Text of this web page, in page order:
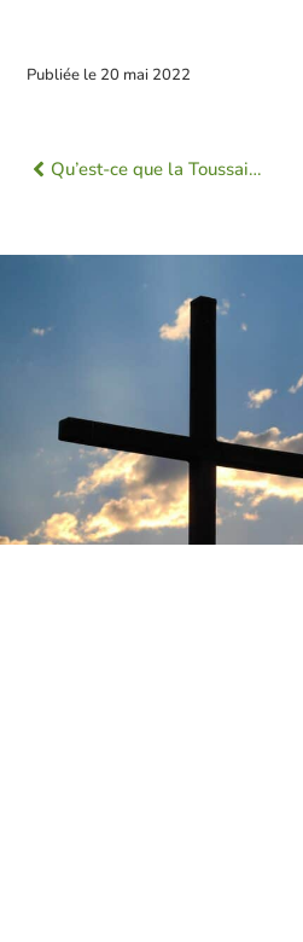
Publiée le 20 mai 2022
Qu’est-ce que la Toussaint ?